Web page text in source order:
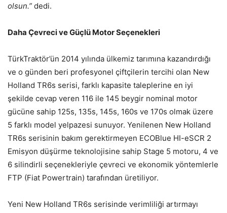
olsun.” dedi.
Daha Çevreci ve Güçlü Motor Seçenekleri
TürkTraktör’ün 2014 yılında ülkemiz tarımına kazandırdığı
ve o günden beri profesyonel çiftçilerin tercihi olan New
Holland TR6s serisi, farklı kapasite taleplerine en iyi
şekilde cevap veren 116 ile 145 beygir nominal motor
gücüne sahip 125s, 135s, 145s, 160s ve 170s olmak üzere
5 farklı model yelpazesi sunuyor. Yenilenen New Holland
TR6s serisinin bakım gerektirmeyen ECOBlue HI-eSCR 2
Emisyon düşürme teknolojisine sahip Stage 5 motoru, 4 ve
6 silindirli seçenekleriyle çevreci ve ekonomik yöntemlerle
FTP (Fiat Powertrain) tarafından üretiliyor.
Yeni New Holland TR6s serisinde verimliliği artırmayı